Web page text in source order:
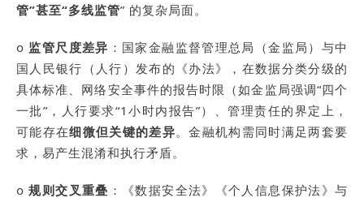
管”甚至“多线监管” 的复杂局面。
o 监管尺度差异 ：国家金融监督管理总局（金监局）与中
国人民银行（人行）发布的《办法》，在数据分类分级的
具体标准、网络安全事件的报告时限（如金监局强调“四个
一批”，人行要求“1小时内报告”）、管理责任的界定上，
可能存在细微但关键的差异。金融机构需同时满足两套要
求，易产生混淆和执行矛盾。
o规则交叉重叠 ：《数据安全法》《个人信息保护法》与